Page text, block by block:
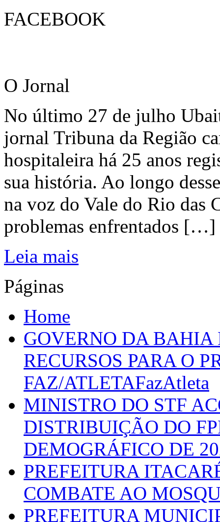
FACEBOOK
O Jornal
No último 27 de julho
jornal Tribuna da Região
hospitaleira há 25 anos
sua história. Ao longo
na voz do Vale do Rio das
problemas enfrentados […]
Leia mais
Páginas
Home
GOVERNO DA
RECURSOS PARA O
FAZ/ATLETAFazAtleta
MINISTRO DO STF
DISTRIBUIÇÃO DO
DEMOGRÁFICO DE
PREFEITURA
COMBATE AO
PREFEITURA